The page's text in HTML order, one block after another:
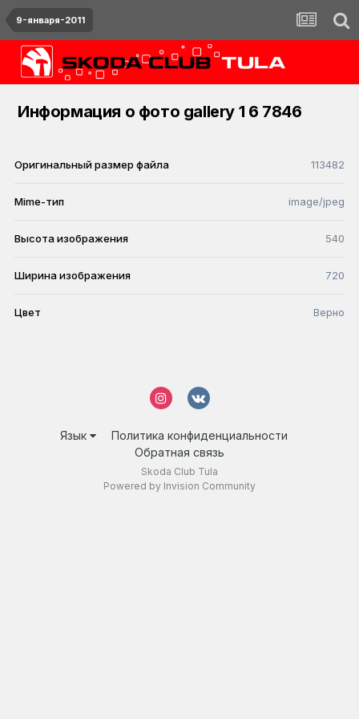
9-января-2011
Информация о фото gallery 1 6 7846
Оригинальный размер файла 113482
Mime-тип image/jpeg
Высота изображения 540
Ширина изображения 720
Цвет Верно
Язык
Политика конфиденциальности
Обратная связь
Skoda Club Tula
Powered by Invision Community